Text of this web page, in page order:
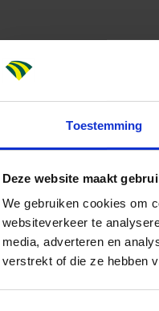
Toestemming
Deze website maakt
We gebruiken cookies om
websiteverkeer te
media, adverteren en
verstrekt of die ze hebben
je graag!